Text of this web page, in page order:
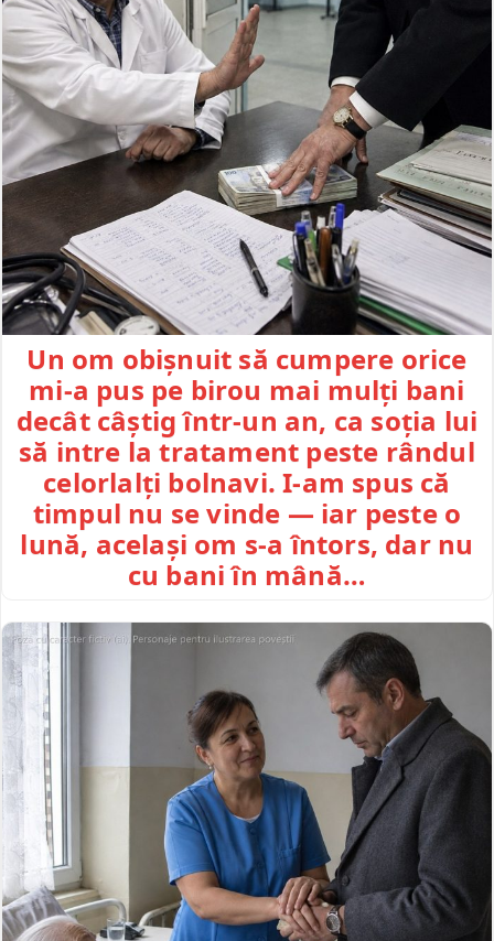
Un om obișnuit să cumpere orice
mi-a pus pe birou mai mulți bani
decât câștig într-un an, ca soția lui
să intre la tratament peste rândul
celorlalți bolnavi. I-am spus că
timpul nu se vinde — iar peste o
lună, același om s-a întors, dar nu
cu bani în mână…